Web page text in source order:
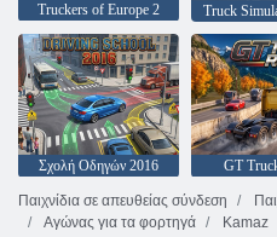
Truckers of Europe 2
Σχολή Οδηγών 2016 GT
Παιχνίδια σε απευθείας σύνδεση
Αγώνας για τα φορτηγά
Kamaz